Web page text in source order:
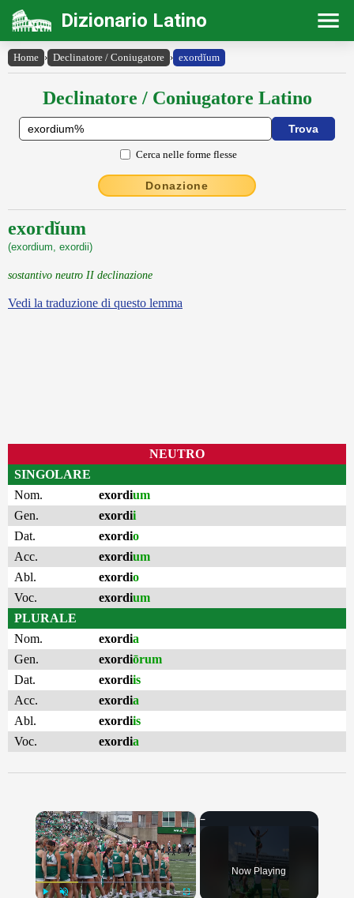
Dizionario Latino
Home › Declinatore / Coniugatore › exordĭum
Declinatore / Coniugatore Latino
Cerca nelle forme flesse
Donazione
exordĭum
(exordium, exordii)
sostantivo neutro II declinazione
Vedi la traduzione di questo lemma
NEUTRO
SINGOLARE
Nom.
exordium
Gen.
exordii
Dat.
exordio
Acc.
exordium
Abl.
exordio
Voc.
exordium
PLURALE
Nom.
exordia
Gen.
exordiōrum
Dat.
exordiis
Acc.
exordia
Abl.
exordiis
Voc.
exordia
×
Now Playing